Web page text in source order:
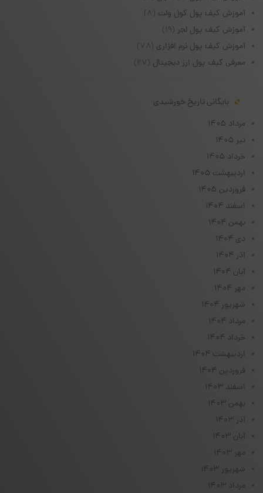
آموزش کیف پول کول ولت (۸)
آموزش کیف پول لجر (۱۹)
آموزش کیف پول نرم افزاری (۷۸)
معرفی کیف پول ارز دیجیتال (۲۷)
بایگانی تاریخ خورشیدی
مرداد ۱۴۰۵
تیر ۱۴۰۵
خرداد ۱۴۰۵
اردیبهشت ۱۴۰۵
فروردین ۱۴۰۵
اسفند ۱۴۰۴
بهمن ۱۴۰۴
دی ۱۴۰۴
آذر ۱۴۰۴
آبان ۱۴۰۴
مهر ۱۴۰۴
شهریور ۱۴۰۴
مرداد ۱۴۰۴
خرداد ۱۴۰۴
اردیبهشت ۱۴۰۴
فروردین ۱۴۰۴
اسفند ۱۴۰۳
بهمن ۱۴۰۳
آذر ۱۴۰۳
آبان ۱۴۰۳
مهر ۱۴۰۳
شهریور ۱۴۰۳
مرداد ۱۴۰۳